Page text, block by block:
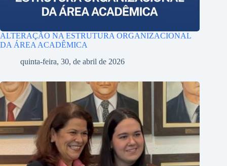
ALTERAÇÃO NA ESTRUTURA ORGANIZACIONAL
DA ÁREA ACADÊMICA
quinta-feira, 30, de abril de 2026